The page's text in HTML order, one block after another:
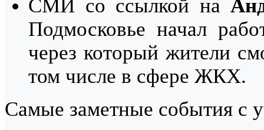
СМИ со ссылкой на
Подмосковье начал
через который жители
том числе в сфере ЖКХ.
Самые заметные события с